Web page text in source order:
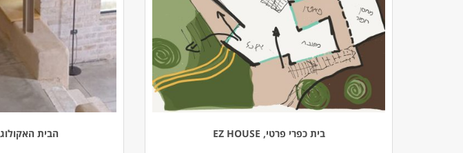
בית כפרי פרטי, EZ HOUSE הבית